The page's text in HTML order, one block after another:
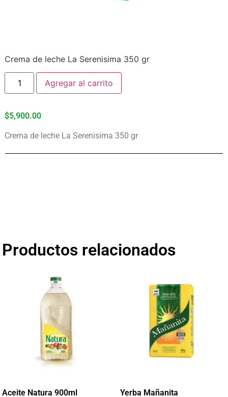
Crema de leche La Serenisima 350 gr
Agregar al carrito
$5,900.00
Crema de leche La Serenisima 350 gr
Productos relacionados
Aceite Natura 900ml Yerba Mañanita